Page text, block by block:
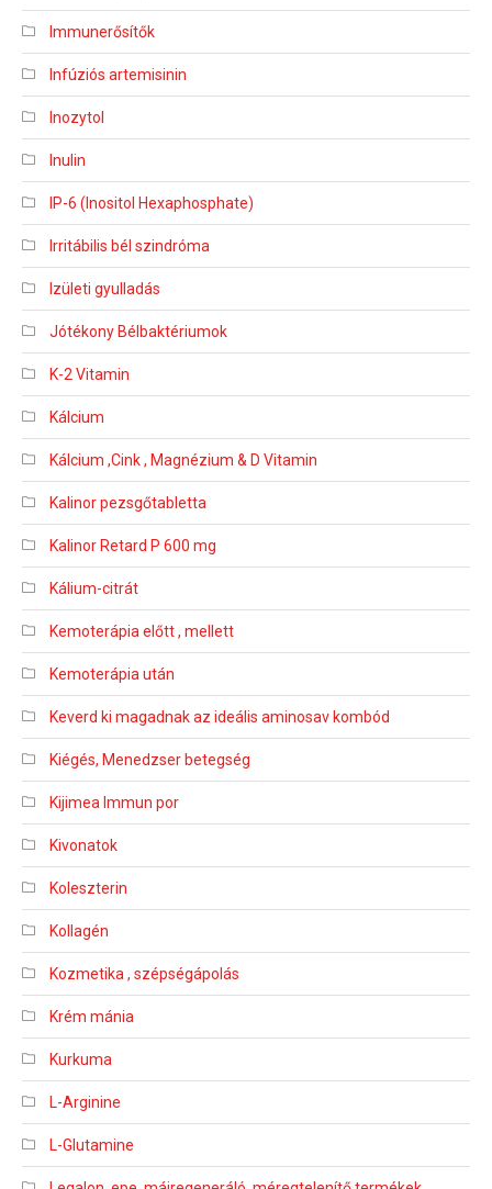
Immunerősítők
Infúziós artemisinin
Inozytol
Inulin
IP-6 (Inositol Hexaphosphate)
Irritábilis bél szindróma
Izületi gyulladás
Jótékony Bélbaktériumok
K-2 Vitamin
Kálcium
Kálcium ,Cink , Magnézium & D Vitamin
Kalinor pezsgőtabletta
Kalinor Retard P 600 mg
Kálium-citrát
Kemoterápia előtt , mellett
Kemoterápia után
Keverd ki magadnak az ideális aminosav kombód
Kiégés, Menedzser betegség
Kijimea Immun por
Kivonatok
Koleszterin
Kollagén
Kozmetika , szépségápolás
Krém mánia
Kurkuma
L-Arginine
L-Glutamine